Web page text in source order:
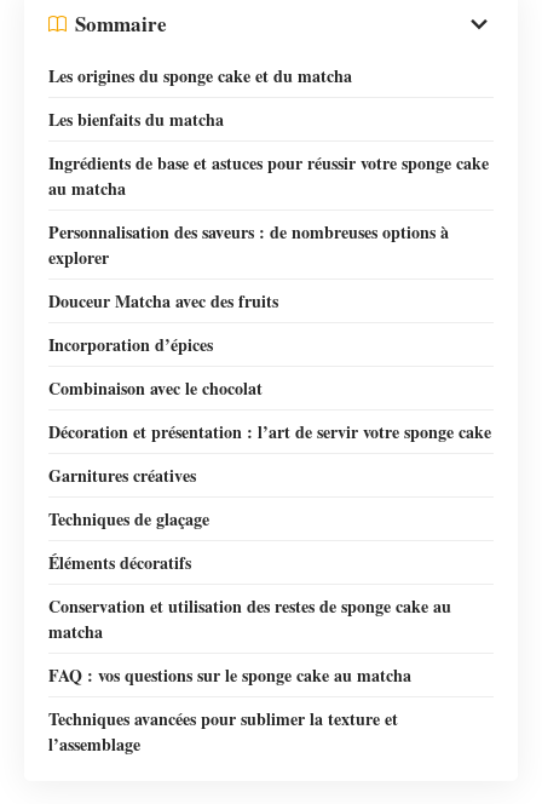
Sommaire
Les origines du sponge cake et du matcha
Les bienfaits du matcha
Ingrédients de base et astuces pour réussir votre sponge cake
au matcha
Personnalisation des saveurs : de nombreuses options à
explorer
Douceur Matcha avec des fruits
Incorporation d’épices
Combinaison avec le chocolat
Décoration et présentation : l’art de servir votre sponge cake
Garnitures créatives
Techniques de glaçage
Éléments décoratifs
Conservation et utilisation des restes de sponge cake au
matcha
FAQ : vos questions sur le sponge cake au matcha
Techniques avancées pour sublimer la texture et
l’assemblage